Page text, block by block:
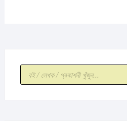
Products
search